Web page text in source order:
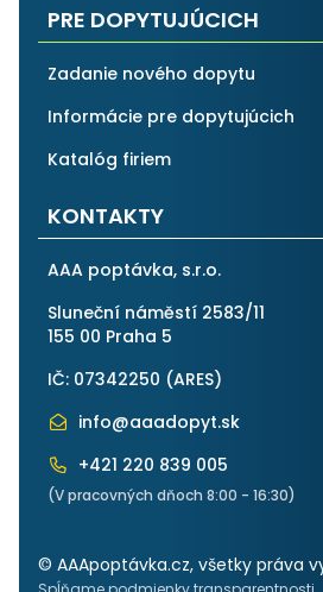
PRE DOPYTUJÚCICH
Zadanie nového dopytu
Informácie pre dopytujúcich
Katalóg firiem
KONTAKTY
AAA poptávka, s.r.o.
Sluneční náměstí 2583/11
155 00 Praha 5
IČ: 07342250 (ARES)
info@aaadopyt.sk
+421 220 839 005
(V pracovných dňoch 8:00 - 16:30)
© AAApoptávka.cz, všetky práva